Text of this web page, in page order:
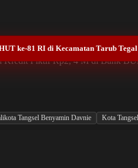
Kredit Fiktif Rp2, 4 M di Bank
Tangsel Benyamin Davnie Kota Tangsel
ke-81 RI di Kecamatan Tarub